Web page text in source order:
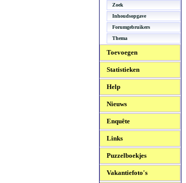
Zoek
Inhoudsopgave
Forumgebruikers
Thema
Toevoegen
Statistieken
Help
Nieuws
Enquête
Links
Puzzelboekjes
Vakantiefoto's